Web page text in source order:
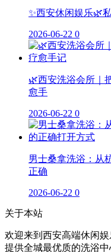
✨西安休闲娱乐🌿
2026-06-22 0
🌿西安洗浴会所｜
愈手
2026-06-22 0
男士桑拿洗浴：从
正确
2026-06-22 0
关于本站
欢迎来到西安高端休闲
提供全城最优质的洗浴